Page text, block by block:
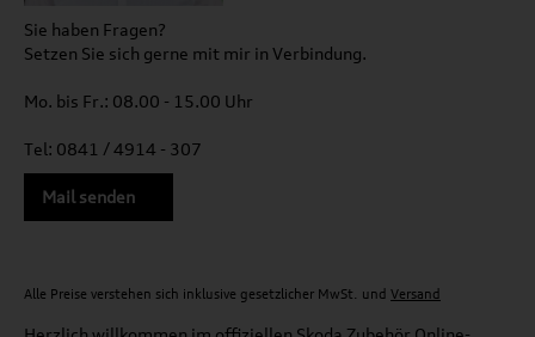
Sie haben Fragen?
Setzen Sie sich gerne mit mir in Verbindung.
Mo. bis Fr.: 08.00 - 15.00 Uhr
Tel: 0841 / 4914 - 307
Mail senden
Alle Preise verstehen sich inklusive gesetzlicher MwSt. und Versand